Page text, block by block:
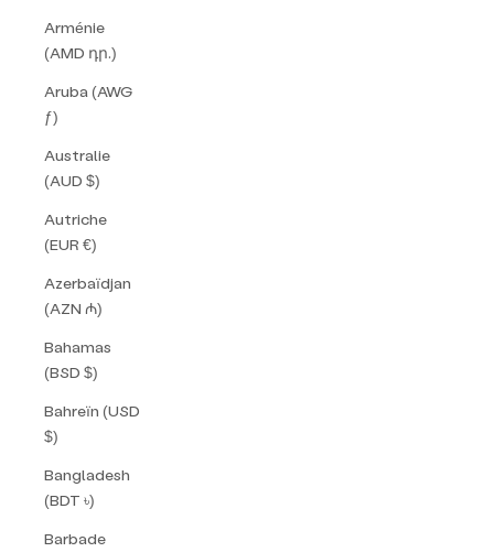
Arménie
(AMD դր.)
Aruba (AWG
ƒ)
Australie
(AUD $)
Autriche
(EUR €)
Azerbaïdjan
(AZN ₼)
Bahamas
(BSD $)
Bahreïn (USD
$)
Bangladesh
(BDT ৳)
Barbade